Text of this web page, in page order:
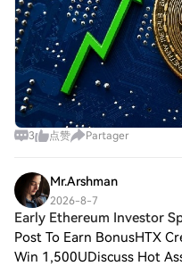
3 点赞 Partager
Mr.Arshman
2026-8-7
Early Ethereum Investor
Post To Earn BonusHTX
Win 1,500UDiscuss Hot